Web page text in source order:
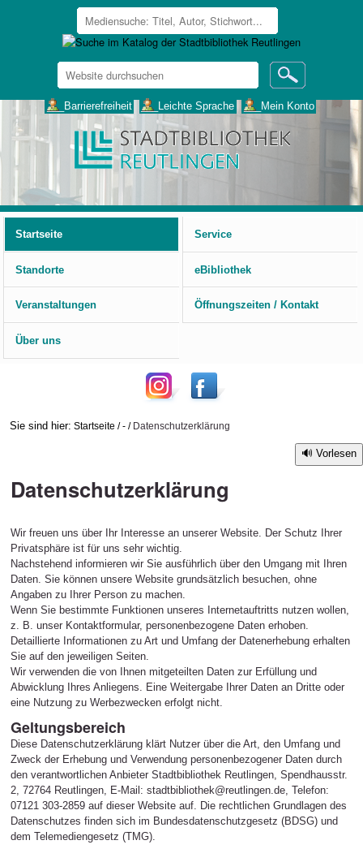
Website
durchsuchen
___Barrierefreiheit ___Leichte Sprache ___Mein Konto
Startseite
Service
Standorte eBibliothek
Veranstaltungen Öffnungszeiten / Kontakt
Über uns
Sie sind hier: Startseite /- / Datenschutzerklärung
Vorlesen
Datenschutzerklärung
Wir freuen uns über Ihr Interesse an unserer Website. Der Schutz Ihrer
Privatsphäre ist für uns sehr wichtig.
Nachstehend informieren wir Sie ausführlich über den Umgang mit Ihren
Daten. Sie können unsere Website grundsätzlich besuchen, ohne
Angaben zu Ihrer Person zu machen.
Wenn Sie bestimmte Funktionen unseres Internetauftritts nutzen wollen,
z. B. unser Kontaktformular, personenbezogene Daten erhoben.
Detaillierte Informationen zu Art und Umfang der Datenerhebung erhalten
Sie auf den jeweiligen Seiten.
Wir verwenden die von Ihnen mitgeteilten Daten zur Erfüllung und
Abwicklung Ihres Anliegens. Eine Weitergabe Ihrer Daten an Dritte oder
eine Nutzung zu Werbezwecken erfolgt nicht.
Geltungsbereich
Diese Datenschutzerklärung klärt Nutzer über die Art, den Umfang und
Zweck der Erhebung und Verwendung personenbezogener Daten durch
den verantwortlichen Anbieter Stadtbibliothek Reutlingen, Spendhausstr.
2, 72764 Reutlingen, E-Mail: stadtbibliothek@reutlingen.de, Telefon:
07121 303-2859 auf dieser Website auf. Die rechtlichen Grundlagen des
Datenschutzes finden sich im Bundesdatenschutzgesetz (BDSG) und
dem Telemediengesetz (TMG).